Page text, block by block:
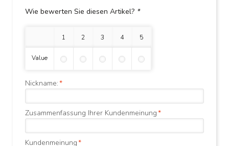
Wie bewerten Sie diesen Artikel? *
1 Stern 2 Sterne3 Sterne4 Sterne5 Sterne
Value
*
Nickname:
*
Zusammenfassung Ihrer Kundenmeinung
*
Kundenmeinung